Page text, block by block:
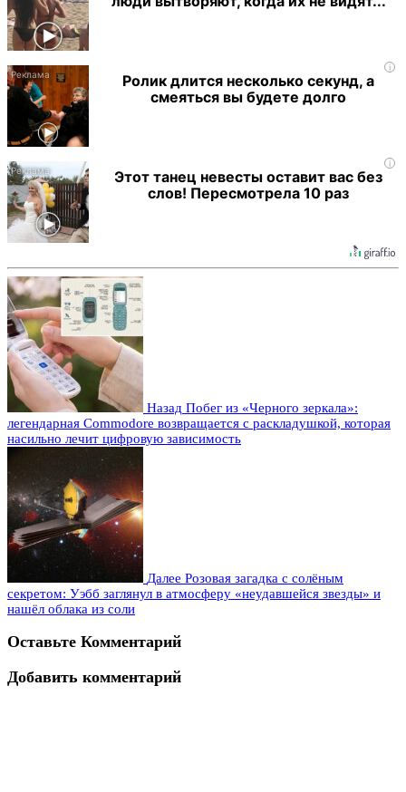
i
Ролик длится несколько секунд, а
смеяться вы будете долго
i
Этот танец невесты оставит вас без
слов! Пересмотрела 10 раз
Назад Побег из «Черного зеркала»:
легендарная Commodore возвращается с раскладушкой, которая
насильно лечит цифровую зависимость
Далее Розовая загадка с солёным
секретом: Уэбб заглянул в атмосферу «неудавшейся звезды» и
нашёл облака из соли
Оставьте Комментарий
Добавить комментарий